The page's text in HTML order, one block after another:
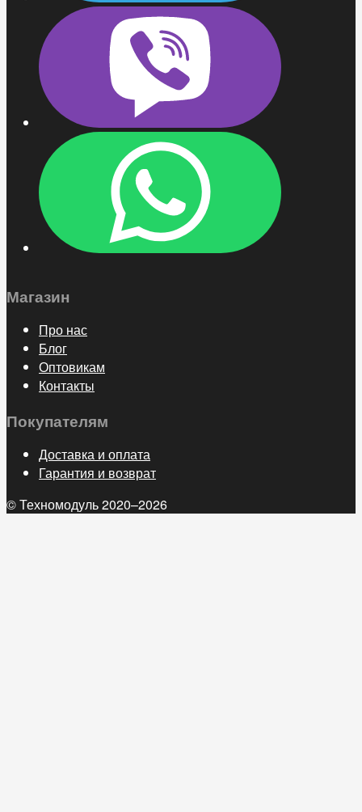
Магазин
Про нас
Блог
Оптовикам
Контакты
Покупателям
Доставка и оплата
Гарантия и возврат
© Техномодуль 2020–2026